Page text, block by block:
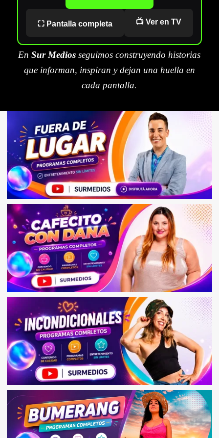
⛶ Pantalla completa 📺 Ver en TV
EnSur Medios seguimos construyendo historias
que informan, inspiran y dejan una huella en
cada pantalla.